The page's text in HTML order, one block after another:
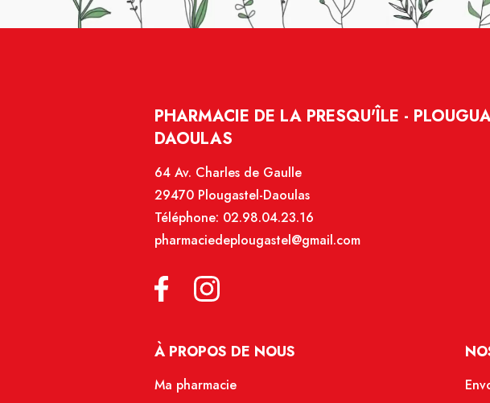
PHARMACIE DE LA PRESQU'ÎLE -
DAOULAS
64 Av. Charles de Gaulle
29470 Plougastel-Daoulas
Téléphone: 02.98.04.23.16
pharmaciedeplougastel@gmail.com
À PROPOS DE NOUS
Ma pharmacie